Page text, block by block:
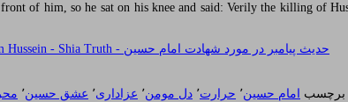
of him, so he sat on his knee and said: Verily the killing of
برچسب امام حسین٬ حرارت٬ دل مومن٬ عزاداری٬ عشق حسین٬